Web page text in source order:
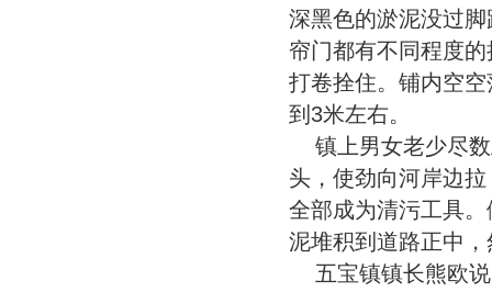
深黑色的淤泥没过
帘门都有不同程度
打卷拴住。铺内空
到3米左右。
镇上男女老少尽
头，使劲向河岸边
全部成为清污工具
泥堆积到道路正中
五宝镇镇长熊欧